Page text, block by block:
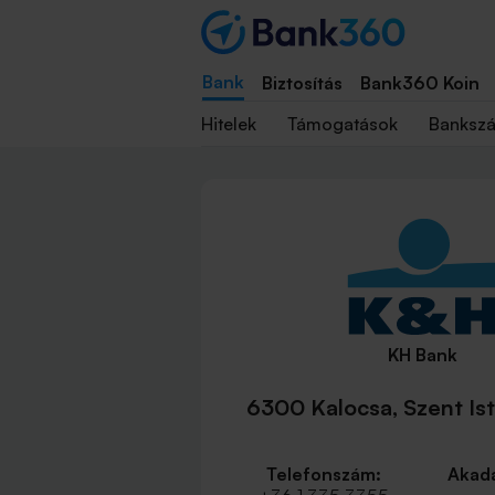
Bank Biztosítás Bank360 Koin
Hitelek
Támogatások
KH Bank
6300 Kalocsa, Szent
Telefonszám: